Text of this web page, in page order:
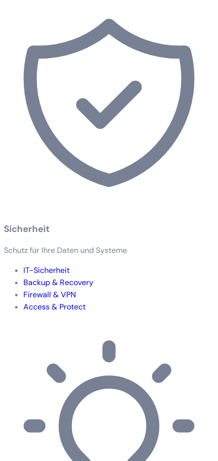
Sicherheit
Schutz für Ihre Daten und Systeme
IT-Sicherheit
Backup & Recovery
Firewall & VPN
Access & Protect